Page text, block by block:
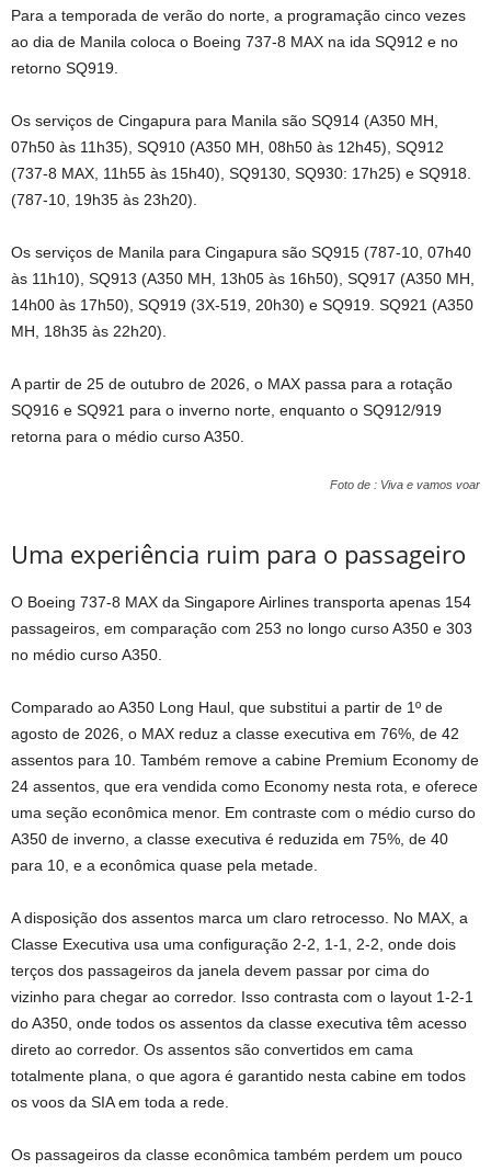
Para a temporada de verão do norte, a programação cinco vezes
ao dia de Manila coloca o Boeing 737-8 MAX na ida SQ912 e no
retorno SQ919.
Os serviços de Cingapura para Manila são SQ914 (A350 MH,
07h50 às 11h35), SQ910 (A350 MH, 08h50 às 12h45), SQ912
(737-8 MAX, 11h55 às 15h40), SQ9130, SQ930: 17h25) e SQ918.
(787-10, 19h35 às 23h20).
Os serviços de Manila para Cingapura são SQ915 (787-10, 07h40
às 11h10), SQ913 (A350 MH, 13h05 às 16h50), SQ917 (A350 MH,
14h00 às 17h50), SQ919 (3X-519, 20h30) e SQ919. SQ921 (A350
MH, 18h35 às 22h20).
A partir de 25 de outubro de 2026, o MAX passa para a rotação
SQ916 e SQ921 para o inverno norte, enquanto o SQ912/919
retorna para o médio curso A350.
Foto de : Viva e vamos voar
Uma experiência ruim para o passageiro
O Boeing 737-8 MAX da Singapore Airlines transporta apenas 154
passageiros, em comparação com 253 no longo curso A350 e 303
no médio curso A350.
Comparado ao A350 Long Haul, que substitui a partir de 1º de
agosto de 2026, o MAX reduz a classe executiva em 76%, de 42
assentos para 10. Também remove a cabine Premium Economy de
24 assentos, que era vendida como Economy nesta rota, e oferece
uma seção econômica menor. Em contraste com o médio curso do
A350 de inverno, a classe executiva é reduzida em 75%, de 40
para 10, e a econômica quase pela metade.
A disposição dos assentos marca um claro retrocesso. No MAX, a
Classe Executiva usa uma configuração 2-2, 1-1, 2-2, onde dois
terços dos passageiros da janela devem passar por cima do
vizinho para chegar ao corredor. Isso contrasta com o layout 1-2-1
do A350, onde todos os assentos da classe executiva têm acesso
direto ao corredor. Os assentos são convertidos em cama
totalmente plana, o que agora é garantido nesta cabine em todos
os voos da SIA em toda a rede.
Os passageiros da classe econômica também perdem um pouco